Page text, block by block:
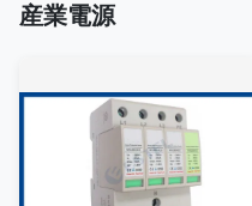
産業電源